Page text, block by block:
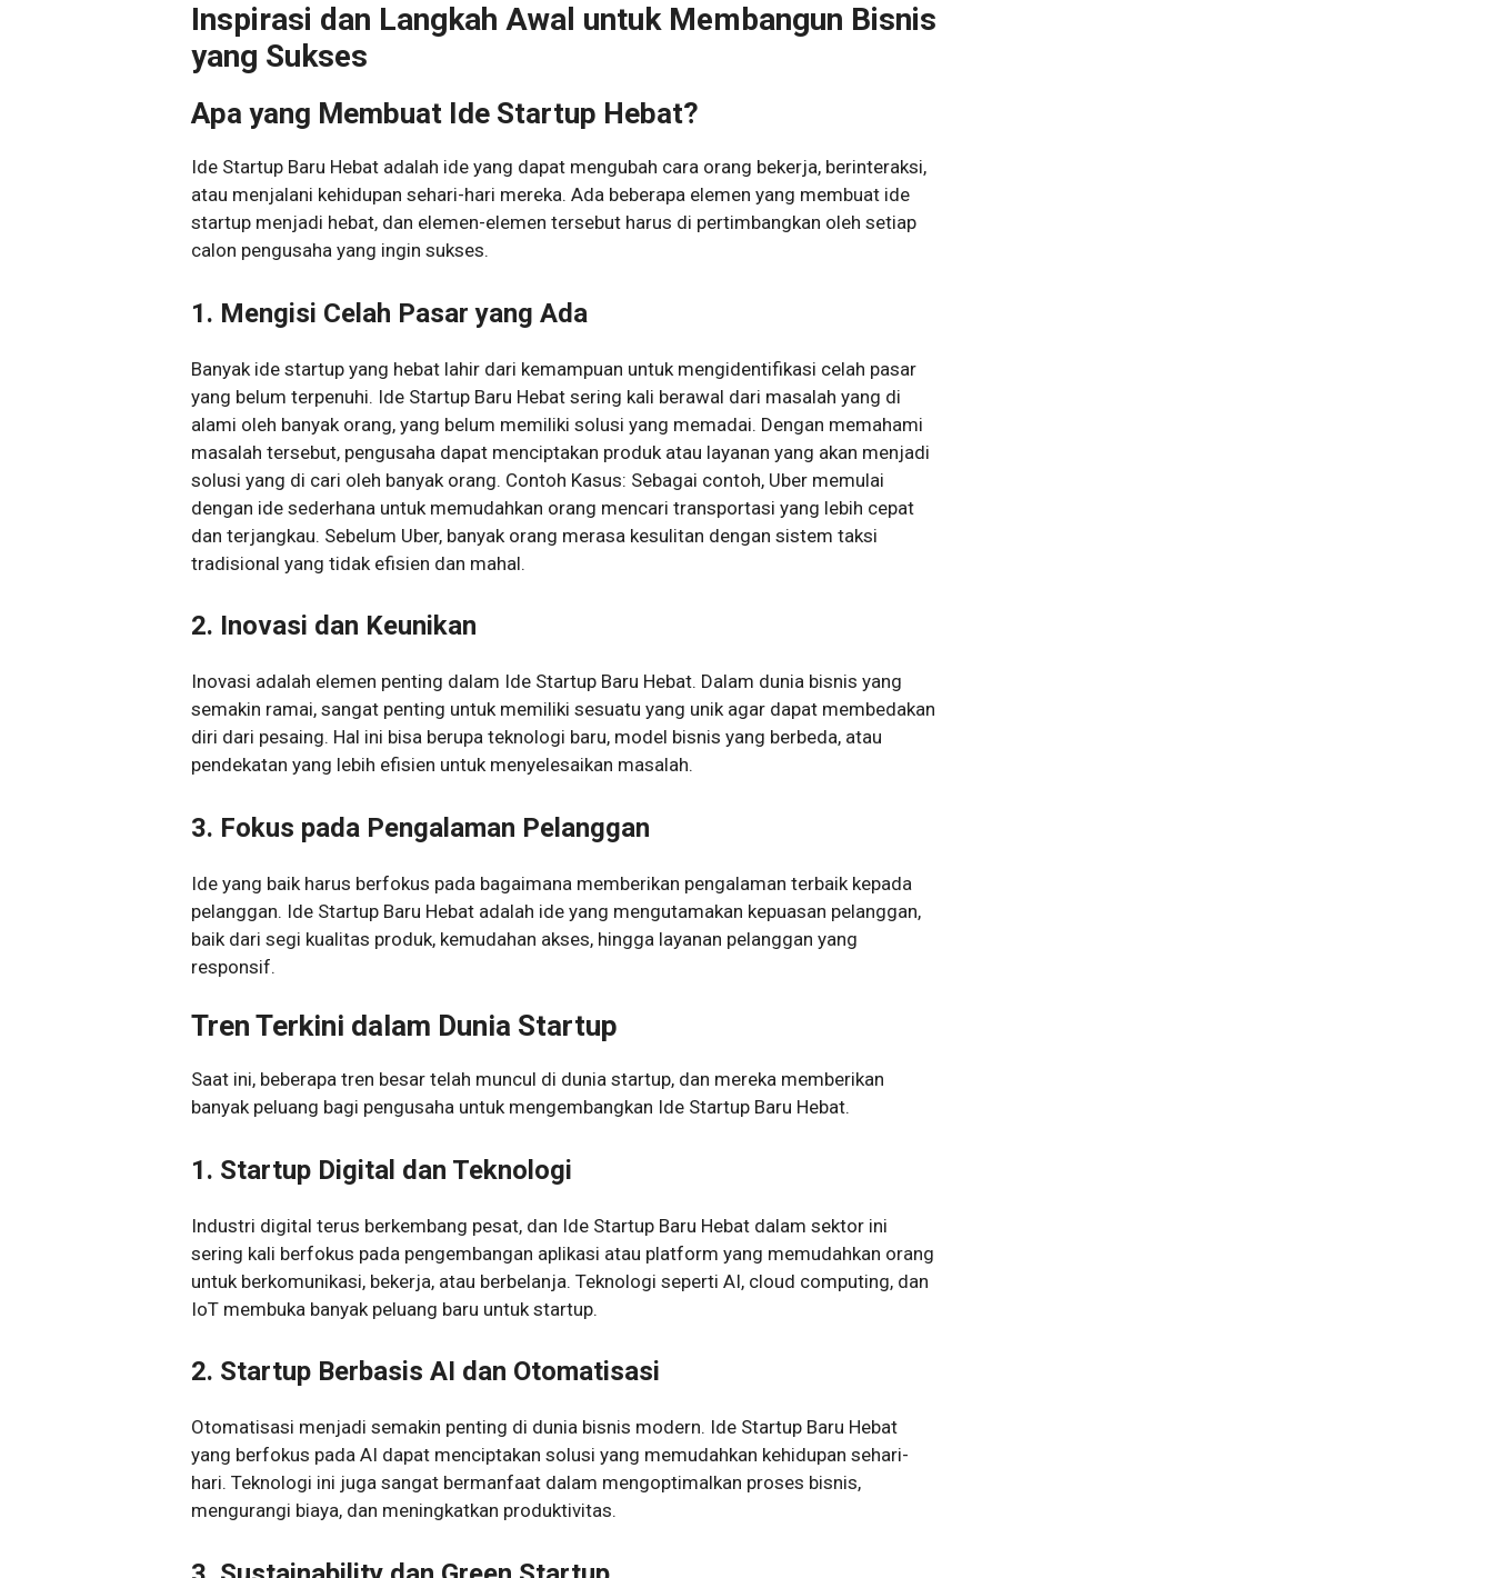
Inspirasi dan Langkah Awal untuk Membangun Bisnis
yang Sukses
Apa yang Membuat Ide Startup Hebat?
Ide Startup Baru Hebat adalah ide yang dapat mengubah cara orang bekerja, berinteraksi,
atau menjalani kehidupan sehari-hari mereka. Ada beberapa elemen yang membuat ide
startup menjadi hebat, dan elemen-elemen tersebut harus di pertimbangkan oleh setiap
calon pengusaha yang ingin sukses.
1. Mengisi Celah Pasar yang Ada
Banyak ide startup yang hebat lahir dari kemampuan untuk mengidentifikasi celah pasar
yang belum terpenuhi. Ide Startup Baru Hebat sering kali berawal dari masalah yang di
alami oleh banyak orang, yang belum memiliki solusi yang memadai. Dengan memahami
masalah tersebut, pengusaha dapat menciptakan produk atau layanan yang akan menjadi
solusi yang di cari oleh banyak orang. Contoh Kasus: Sebagai contoh, Uber memulai
dengan ide sederhana untuk memudahkan orang mencari transportasi yang lebih cepat
dan terjangkau. Sebelum Uber, banyak orang merasa kesulitan dengan sistem taksi
tradisional yang tidak efisien dan mahal.
2. Inovasi dan Keunikan
Inovasi adalah elemen penting dalam Ide Startup Baru Hebat. Dalam dunia bisnis yang
semakin ramai, sangat penting untuk memiliki sesuatu yang unik agar dapat membedakan
diri dari pesaing. Hal ini bisa berupa teknologi baru, model bisnis yang berbeda, atau
pendekatan yang lebih efisien untuk menyelesaikan masalah.
3. Fokus pada Pengalaman Pelanggan
Ide yang baik harus berfokus pada bagaimana memberikan pengalaman terbaik kepada
pelanggan. Ide Startup Baru Hebat adalah ide yang mengutamakan kepuasan pelanggan,
baik dari segi kualitas produk, kemudahan akses, hingga layanan pelanggan yang
responsif.
Tren Terkini dalam Dunia Startup
Saat ini, beberapa tren besar telah muncul di dunia startup, dan mereka memberikan
banyak peluang bagi pengusaha untuk mengembangkan Ide Startup Baru Hebat.
1. Startup Digital dan Teknologi
Industri digital terus berkembang pesat, dan Ide Startup Baru Hebat dalam sektor ini
sering kali berfokus pada pengembangan aplikasi atau platform yang memudahkan orang
untuk berkomunikasi, bekerja, atau berbelanja. Teknologi seperti AI, cloud computing, dan
IoT membuka banyak peluang baru untuk startup.
2. Startup Berbasis AI dan Otomatisasi
Otomatisasi menjadi semakin penting di dunia bisnis modern. Ide Startup Baru Hebat
yang berfokus pada AI dapat menciptakan solusi yang memudahkan kehidupan sehari-
hari. Teknologi ini juga sangat bermanfaat dalam mengoptimalkan proses bisnis,
mengurangi biaya, dan meningkatkan produktivitas.